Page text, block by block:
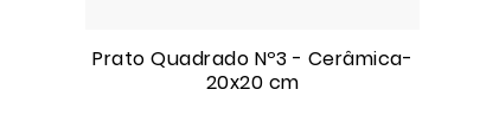
Prato Quadrado Nº3 - Cerâmica-
20x20 cm